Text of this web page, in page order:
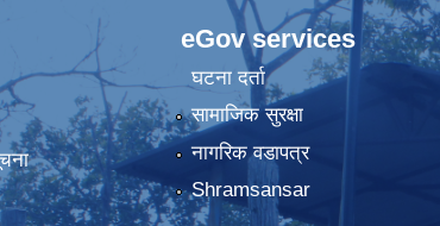
eGov services
घटना दर्ता
सामाजिक सुरक्षा
नागरिक वडापत्र
Shramsansar